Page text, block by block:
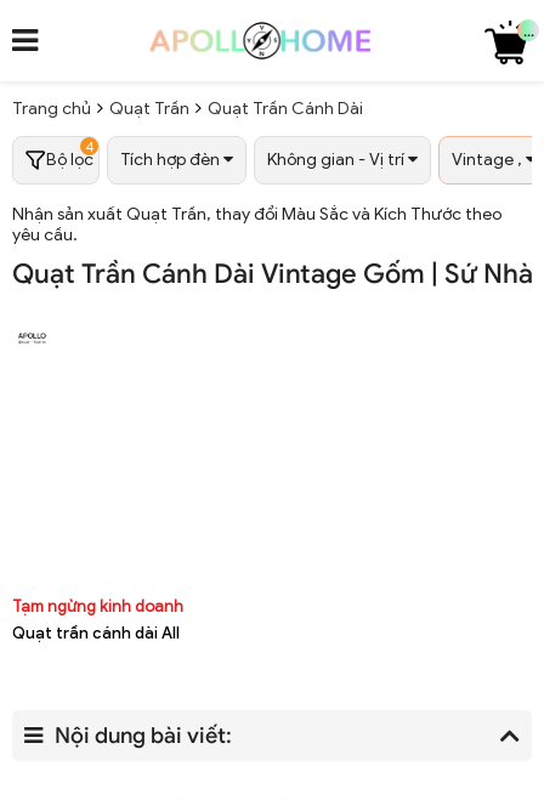
...
Trang chủ Quạt Trần Quạt Trần Cánh Dài
Bộ lọc
4
Tích hợp đèn Không gian - Vị trí Vintage ,
Nhận sản xuất Quạt Trần, thay đổi Màu Sắc và Kích Thước theo
yêu cầu.
Quạt Trần Cánh Dài Vintage Gốm | Sứ Nhà
Tạm ngừng kinh doanh
Quạt trần cánh dài All
Nội dung bài viết: